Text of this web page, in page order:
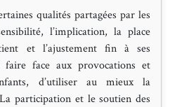
qualités partagées par les
l’implication, la place
et l’ajustement fin à ses
faire face aux provocations et
d’utiliser au mieux la
participation et le soutien des